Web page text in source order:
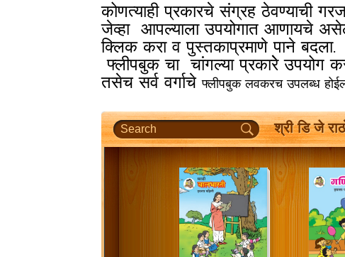
कोणत्याही प्रकारचे संग्रह ठेवण्याची गरज
जेव्हा आपल्याला उपयोगात आणायचे
क्लिक करा व पुस्तकाप्रमाणे पाने बदला.
फ्लीपबुक चा चांगल्या प्रकारेे उपयोग
तसेच सर्व वर्गाचेफ्लीपबुक लवकरच उपलब्ध